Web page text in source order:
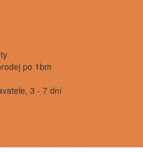
po 1bm
3 - 7 dní